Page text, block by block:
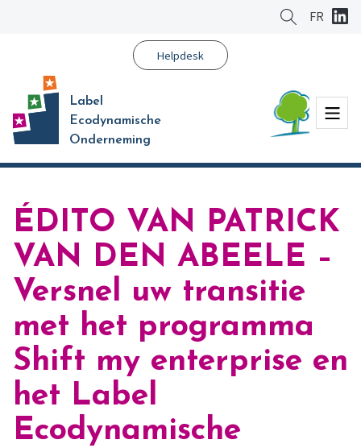
FR
Helpdesk
Label
Ecodynamische
Onderneming
Menu
ÉDITO VAN PATRICK
VAN DEN ABEELE –
Versnel uw transitie
met het programma
Shift my enterprise en
het Label
Ecodynamische